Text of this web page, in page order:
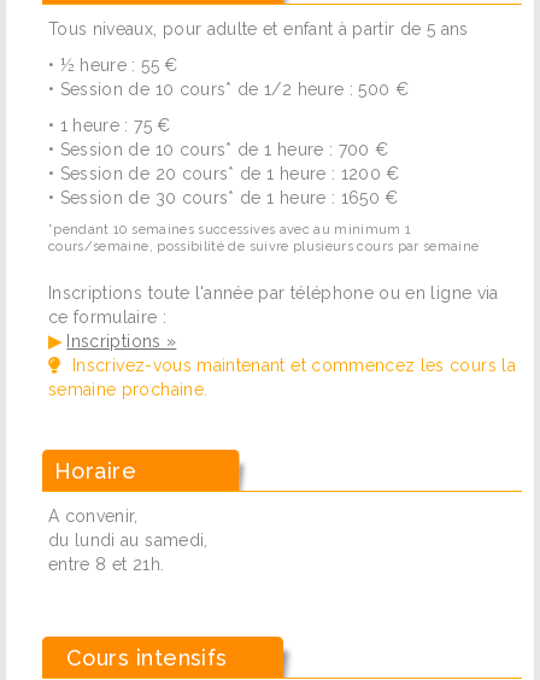
Tous niveaux, pour adulte et enfant à partir de 5 ans
• ½ heure : 55 €
• Session de 10 cours* de 1/2 heure : 500 €
• 1 heure : 75 €
• Session de 10 cours* de 1 heure : 700 €
• Session de 20 cours* de 1 heure : 1200 €
• Session de 30 cours* de 1 heure : 1650 €
*pendant 10 semaines successives avec au minimum 1
cours/semaine, possibilité de suivre plusieurs cours par semaine
Inscriptions toute l'année par téléphone ou en ligne via
ce formulaire :
▶ Inscriptions »
Inscrivez-vous maintenant et commencez les cours la
semaine prochaine.
Horaire
A convenir,
du lundi au samedi,
entre 8 et 21h.
Cours intensifs